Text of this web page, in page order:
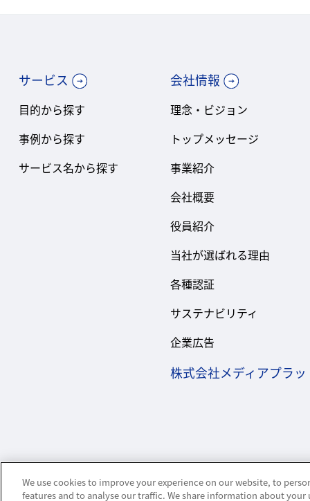
サービス
目的から探す
事例から探す
サービス名から探す
会社情報
理念・ビジョン
トップメッセージ
事業紹介
会社概要
役員紹介
当社が選ばれる理由
各種認証
サステナビリティ
企業広告
株式会社メディアプラ
We use cookies to improve your experience on our website, to
features and to analyse our traffic. We share information about